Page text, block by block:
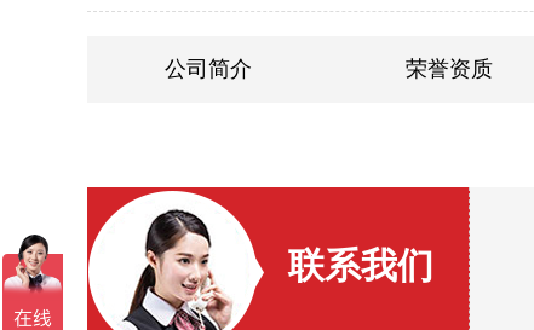
公司简介 荣誉资质
联系我们